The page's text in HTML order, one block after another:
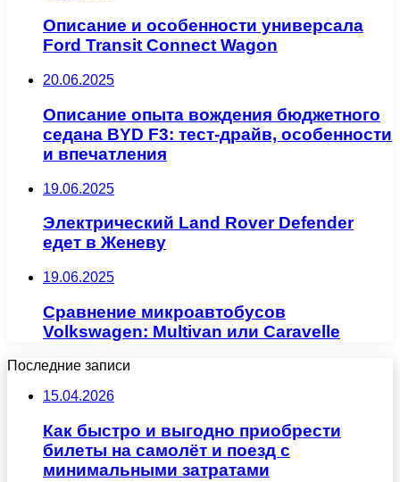
Описание и особенности универсала
Ford Transit Connect Wagon
20.06.2025
Описание опыта вождения бюджетного
седана BYD F3: тест-драйв, особенности
и впечатления
19.06.2025
Электрический Land Rover Defender
едет в Женеву
19.06.2025
Сравнение микроавтобусов
Volkswagen: Multivan или Caravelle
Последние записи
15.04.2026
Как быстро и выгодно приобрести
билеты на самолёт и поезд с
минимальными затратами